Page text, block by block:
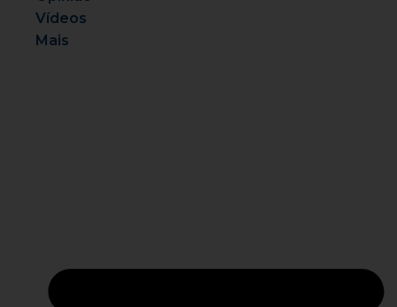
Vídeos
Mais